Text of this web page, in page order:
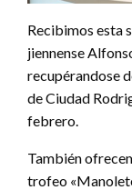
Recibimos esta
jiennense
recupérandose
de Ciudad
febrero.
También
trofeo